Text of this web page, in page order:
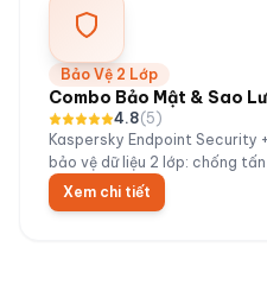
Bảo Vệ 2 Lớp
Combo Bảo Mật & Sao
4.8(5)
Kaspersky Endpoint Security
bảo vệ dữ liệu 2 lớp: chống
Xem chi tiết